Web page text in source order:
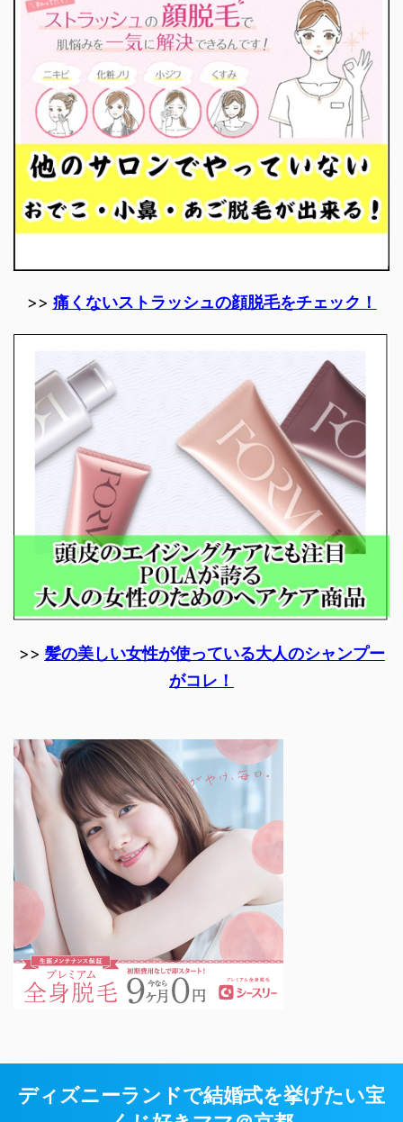
>> 痛くないストラッシュの顔脱毛をチェック！
>> 髪の美しい女性が使っている大人のシャンプー
がコレ！
ディズニーランドで結婚式を挙げたい宝